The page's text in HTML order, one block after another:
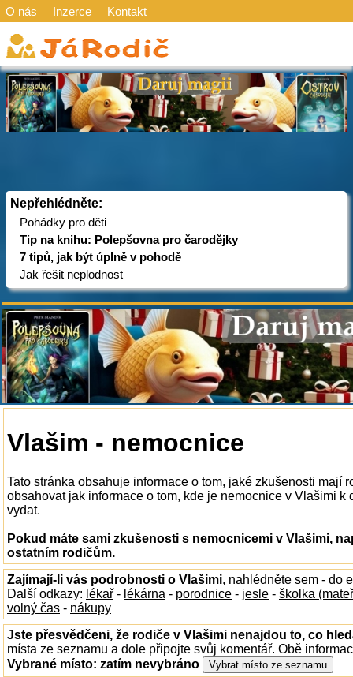
O nás Inzerce Kontakt
Nepřehlédněte:
Pohádky pro děti
Tip na knihu: Polepšovna pro čarodějky
7 tipů, jak být úplně v pohodě
Jak řešit neplodnost
Vlašim - nemocnice
Tato stránka obsahuje informace o tom, jaké zkušenosti mají
obsahovat jak informace o tom, kde je nemocnice v Vlašimi
vydat.
Pokud máte sami zkušenosti s nemocnicemi v Vlašimi,
ostatním rodičům.
Zajímají-li vás podrobnosti o Vlašimi, nahlédněte sem - do
Další odkazy: lékař - lékárna - porodnice - jesle - školka
volný čas - nákupy
Jste přesvědčeni, že rodiče v Vlašimi nenajdou to, co
místa ze seznamu a dole připojte svůj komentář. Obě
Vybrané místo: zatím nevybráno